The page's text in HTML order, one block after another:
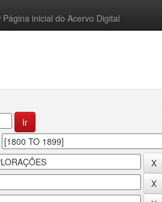
Página inicial do Acervo Digital